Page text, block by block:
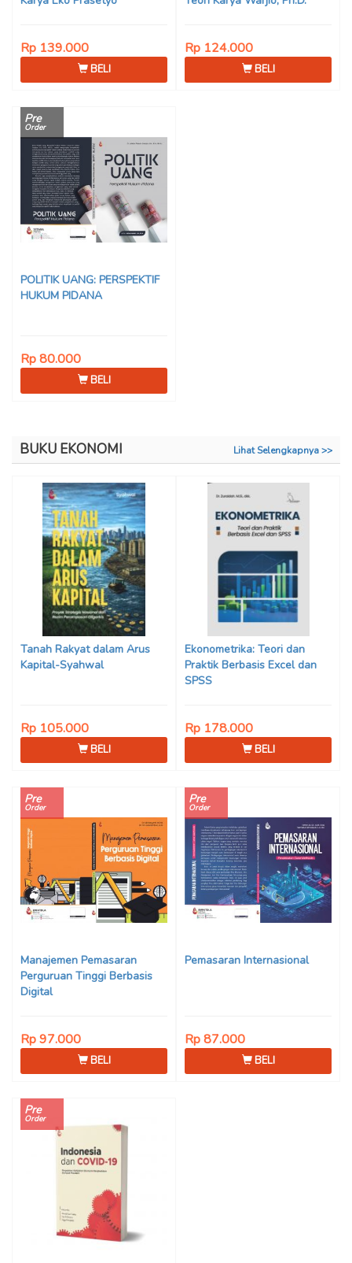
Rp 139.000
BELI
Rp 124.000
BELI
Pre
Order
POLITIK UANG: PERSPEKTIF
HUKUM PIDANA
Rp 80.000
BELI
BUKU EKONOMI Lihat Selengkapnya >>
Tanah Rakyat dalam Arus
Kapital-Syahwal
Rp 105.000
BELI
Ekonometrika: Teori dan
Praktik Berbasis Excel dan
SPSS
Rp 178.000
BELI
Pre
Order
Manajemen Pemasaran
Perguruan Tinggi Berbasis
Digital
Rp 97.000
BELI
Pre
Order
Pemasaran Internasional
Rp 87.000
BELI
Pre
Order